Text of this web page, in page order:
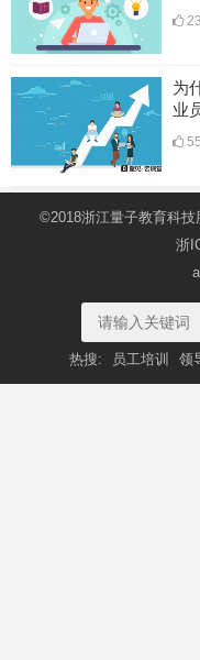
为
业
©2018浙江量子教育科
浙
热搜: 员工培训 领